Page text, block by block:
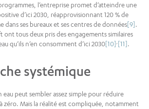
l’entreprise promet d’atteindre une
d’ici 2030, réapprovisionnant 120 % de
dans ses bureaux et ses centres de données[9].
ont tous deux pris des engagements similaires
qu’ils n’en consomment d’ici 2030[10] , [11].
systémique
eau peut sembler assez simple pour réduire
zéro. Mais la réalité est compliquée, notamment